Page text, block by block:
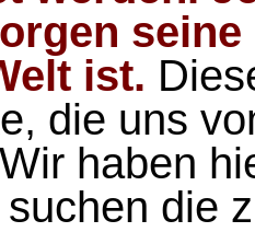
ist.
die uns
haben
die